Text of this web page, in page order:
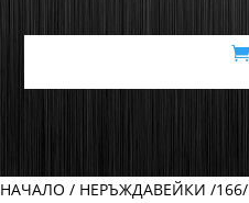
НАЧАЛО / НЕРЪЖДАВЕЙКИ /166/